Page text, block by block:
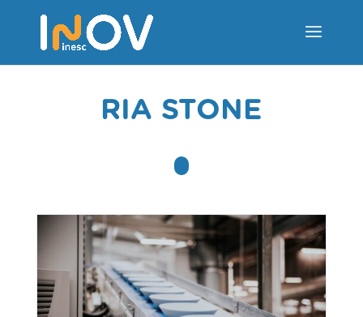
RIA STONE